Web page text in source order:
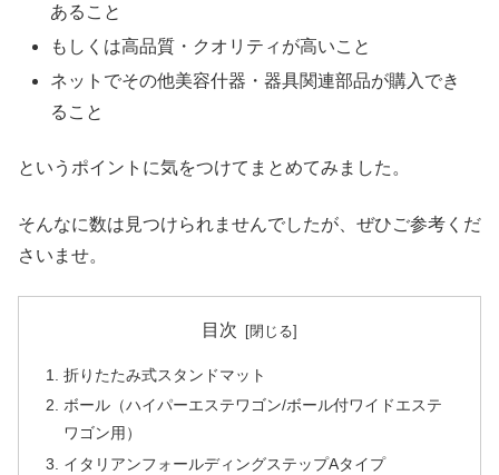
あること
もしくは高品質・クオリティが高いこと
ネットでその他美容什器・器具関連部品が購入でき
ること
というポイントに気をつけてまとめてみました。
そんなに数は見つけられませんでしたが、ぜひご参考くだ
さいませ。
目次
折りたたみ式スタンドマット
ボール（ハイパーエステワゴン/ボール付ワイドエステ
ワゴン用）
イタリアンフォールディングステップAタイプ